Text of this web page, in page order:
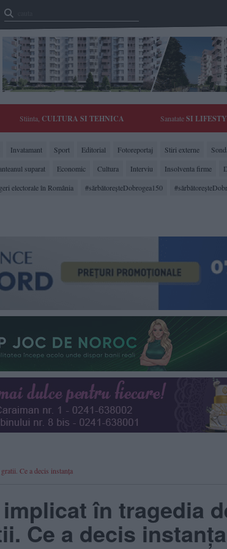
Stiinta, CULTURA SI TEHNICA SanatateSI
Invatamant Sport Editorial Fotoreportaj Stiri externe
suparat Economic Cultura Interviu Insolventa firme
electorale în România #sărbătoreşteDobrogea150
Ce a decis instanța
în tragedia
Ce a decis instanța